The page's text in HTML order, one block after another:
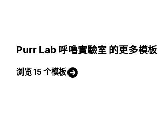
Purr Lab 呼嚕實驗室 的更多模板
浏览 15 个模板